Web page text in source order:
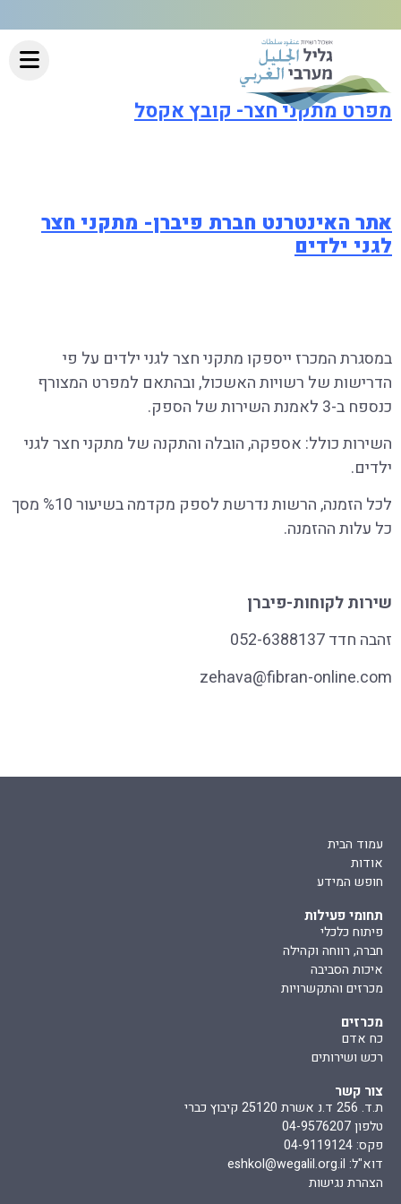
מפרט מתקני חצר- קובץ אקסל
אתר האינטרנט חברת פיברן- מתקני חצר
לגני ילדים
במסגרת המכרז ייספקו מתקני חצר לגני ילדים על פי
הדרישות של רשויות האשכול, ובהתאם למפרט המצורף
כנספח ב-3 לאמנת השירות של הספק.
השירות כולל: אספקה, הובלה והתקנה של מתקני חצר לגני
ילדים.
לכל הזמנה, הרשות נדרשת לספק מקדמה בשיעור %10 מסך
כל עלות ההזמנה.
שירות לקוחות-פיברן
זהבה חדד 052-6388137
zehava@fibran-online.com
עמוד הבית
אודות
חופש המידע
תחומי פעילות
פיתוח כלכלי
חברה, רווחה וקהילה
איכות הסביבה
מכרזים והתקשרויות
מכרזים
כח אדם
רכש ושירותים
צור קשר
ת.ד. 256 ד.נ אשרת 25120 קיבוץ כברי
טלפון 04-9576207
פקס: 04-9119124
דוא"ל: eshkol@wegalil.org.il
הצהרת נגישות